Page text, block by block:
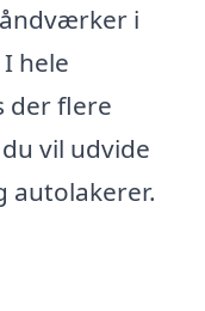
i
hele
der flere
vil udvide
autolakerer.